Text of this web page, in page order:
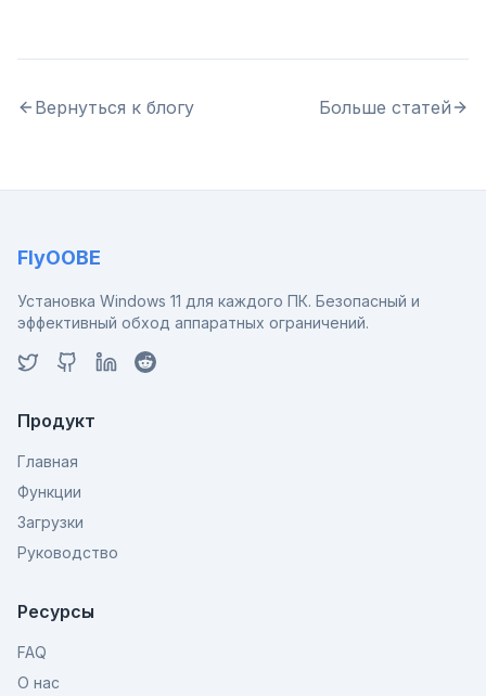
Вернуться к блогу Больше статей
FlyOOBE
Установка Windows 11 для каждого ПК. Безопасный и
эффективный обход аппаратных ограничений.
Продукт
Главная
Функции
Загрузки
Руководство
Ресурсы
FAQ
О нас